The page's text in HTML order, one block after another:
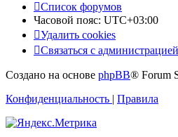
Список форумов
Часовой пояс: UTC+03:00
Удалить cookies
Связаться с администрацией
Создано на основе phpBB® Forum
Конфиденциальность | Правила